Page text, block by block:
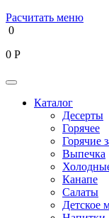
Расчитать меню
0
0 Р
Каталог
Десерты
Горячее
Горячие
Выпечка
Канапе
Салаты
Детское